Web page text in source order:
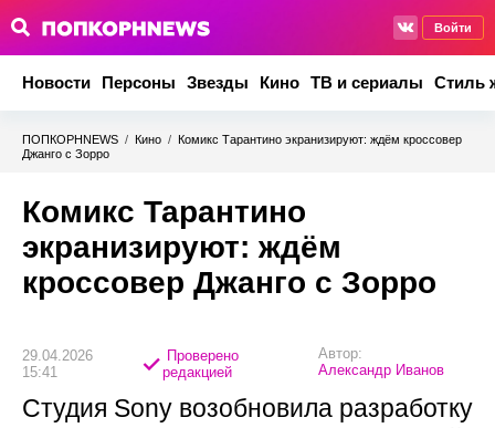
Войти
Новости Персоны Звезды Кино ТВ и сериалы Стиль
ПОПКОРНNEWS / Кино / Комикс Тарантино экранизируют: ждём кроссовер
Джанго с Зорро
Комикс Тарантино
экранизируют: ждём
кроссовер Джанго с Зорро
29.04.2026
15:41
Проверено
редакцией
Автор:
Александр Иванов
Студия Sony возобновила разработку